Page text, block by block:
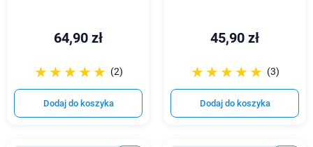
64,90 zł
☆☆☆☆☆
★★★★★ (2)
Dodaj do koszyka
45,90 zł
☆☆☆☆☆
★★★★★ (3)
Dodaj do koszyka